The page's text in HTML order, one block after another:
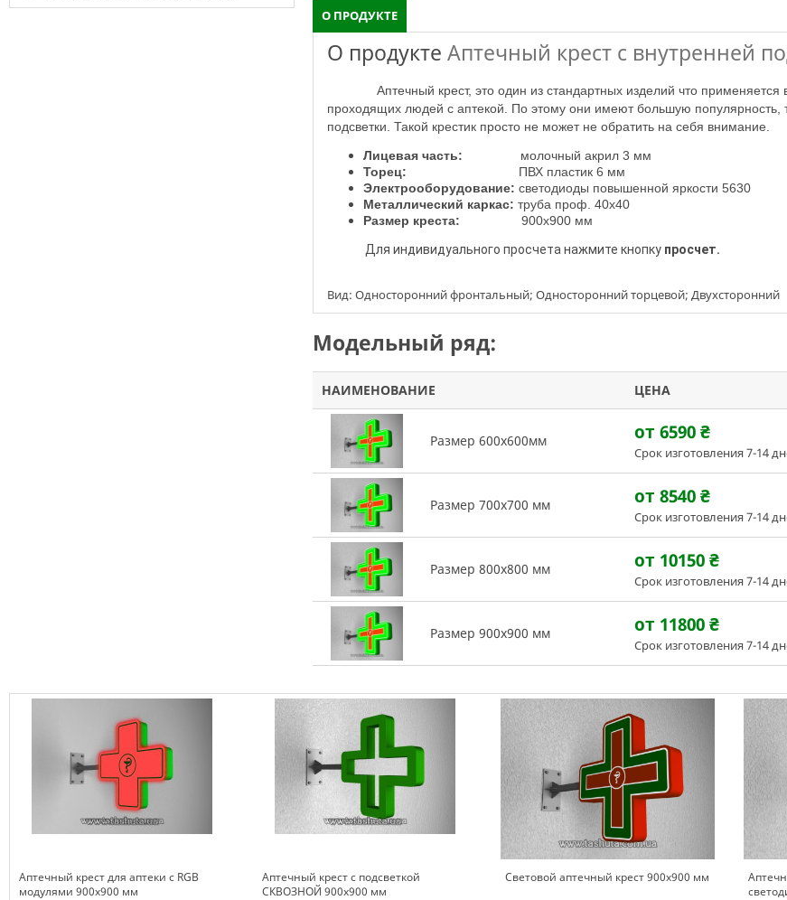
О ПРОДУКТЕ
О продукте Аптечный крест с внутренней
Аптечный крест, это один из стандартных изделий что применяется в наружной рекламе и четко вызывает ассоциации у мимо
проходящих людей с аптекой. По этому они имеют большую популярность,
подсветки. Такой крестик просто не может не обратить на себя внимание.
Лицевая часть:
молочный акрил 3 мм
Торец:
ПВХ пластик 6 мм
Электрооборудование: светодиоды повышенной яркости 5630
Металлический каркас: труба проф. 40х40
Размер креста:
900х900 мм
Для индивидуального просчета нажмите кнопку просчет.
Вид: Односторонний фронтальный; Односторонний торцевой; Двухсторонний
Модельный ряд:
НАИМЕНОВАНИЕ ЦЕНА
Размер 600х600мм от 6590₴
Срок изготовления 7-14
Размер 700х700 мм от 8540₴
Срок изготовления 7-14
Размер 800х800 мм от 10150₴
Срок изготовления 7-14
Размер 900х900 мм от 11800₴
Срок изготовления 7-14
Аптечный крест для аптеки с RGB
модулями 900х900 мм
Аптечный крест с подсветкой
СКВОЗНОЙ 900х900 мм
Световой аптечный крест 900х900 мм